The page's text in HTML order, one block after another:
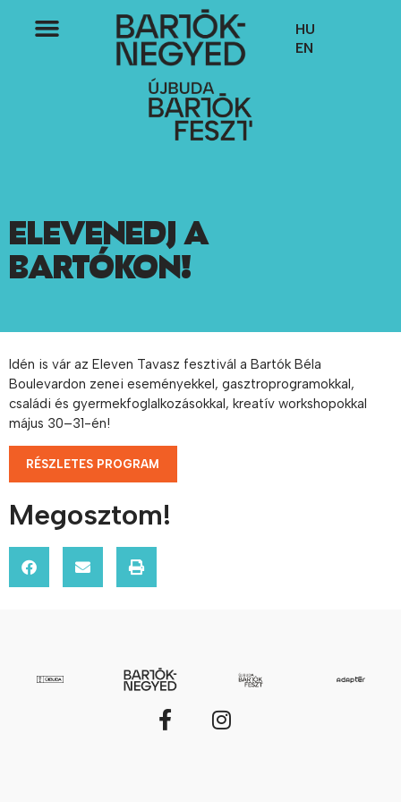
HU
EN
ELEVENEDJ A
BARTÓKON!
Idén is vár az Eleven Tavasz fesztivál a Bartók Béla
Boulevardon zenei eseményekkel, gasztroprogramokkal,
családi és gyermekfoglalkozásokkal, kreatív workshopokkal
május 30–31-én!
RÉSZLETES PROGRAM
Megosztom!